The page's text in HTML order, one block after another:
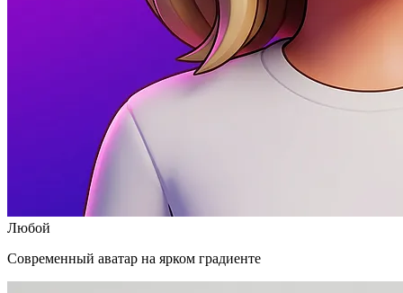
Любой
Современный аватар на ярком градиенте